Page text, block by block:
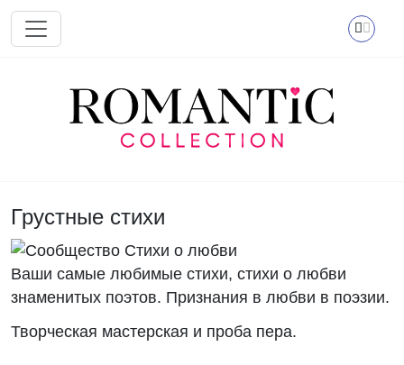
Перейти к основному содержанию
Грустные стихи
Ваши самые любимые стихи, стихи о любви
знаменитых поэтов. Признания в любви в поэзии.
Творческая мастерская и проба пера.